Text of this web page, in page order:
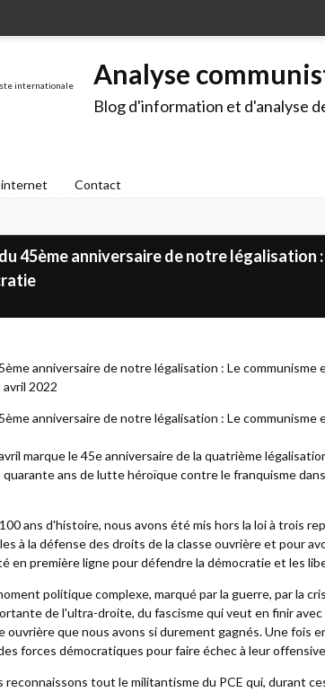
Analyse
Blog d'information et d'analyse
Contact
45ème anniversaire de notre légalisation :
anniversaire de notre légalisation : Le communisme
2022
anniversaire de notre légalisation : Le communisme
marque le 45e anniversaire de la quatrième
quarante ans de lutte héroïque contre le franquisme
ans d'histoire, nous avons été mis hors la loi à trois
à la défense des droits de la classe ouvrière et pour
en première ligne pour défendre la démocratie et les
politique complexe, marqué par la guerre, par la
de l'ultra-droite, du fascisme qui veut en finir
ouvrière que nous avons si durement gagnés. Une fois
forces démocratiques pour faire échec à leur
reconnaissons tout le militantisme du PCE qui, durant